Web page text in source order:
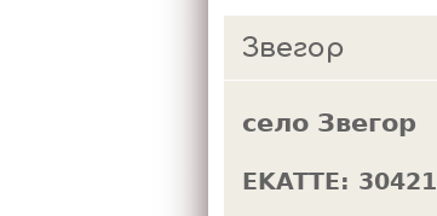
o
uЗвегор
село Звегор
EKATTE: 30421